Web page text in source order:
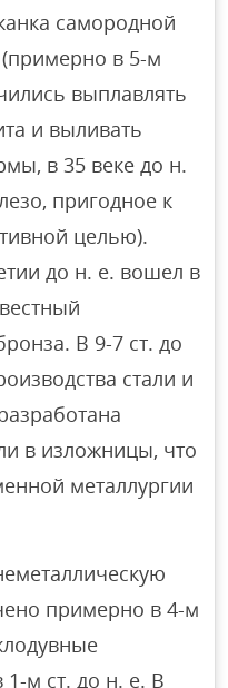
самородной
в 5-м
выплавлять
и выливать
в 35 веке до н.
пригодное к
целью).
до н. е. вошел в
В 9-7 ст. до
стали и
в изложницы, что
металлургии
примерно в 4-м
1-м ст. до н. е. В